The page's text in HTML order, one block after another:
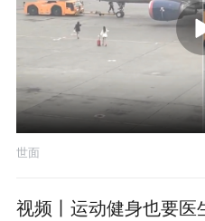
世面
视频丨运动健身也要医